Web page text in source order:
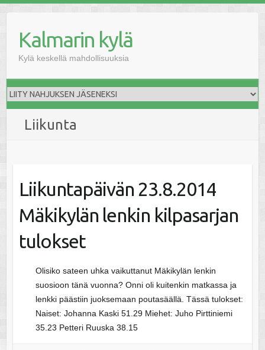
contentKalmarin kylä
Kylä keskellä mahdollisuuksia
Liikunta
Liikuntapäivän 23.8.2014
Mäkikylän lenkin kilpasarjan
tulokset
Olisiko sateen uhka vaikuttanut Mäkikylän lenkin
suosioon tänä vuonna? Onni oli kuitenkin matkassa ja
lenkki päästiin juoksemaan poutasäällä. Tässä tulokset:
Naiset: Johanna Kaski 51.29 Miehet: Juho Pirttiniemi
35.23 Petteri Ruuska 38.15